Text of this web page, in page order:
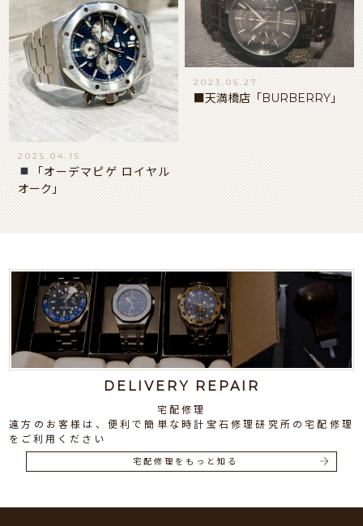
2025.04.15
「オーデマピゲ ロイヤル
オーク」
2023.05.27
■天満橋店「BURBERRY」
DELIVERY REPAIR
宅配修理
遠方のお客様は、便利で簡単な時計宝石修理研究所の宅配修理
をご利用ください
宅配修理をもっと知る